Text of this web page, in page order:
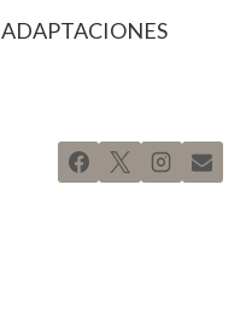
ADAPTACIONES